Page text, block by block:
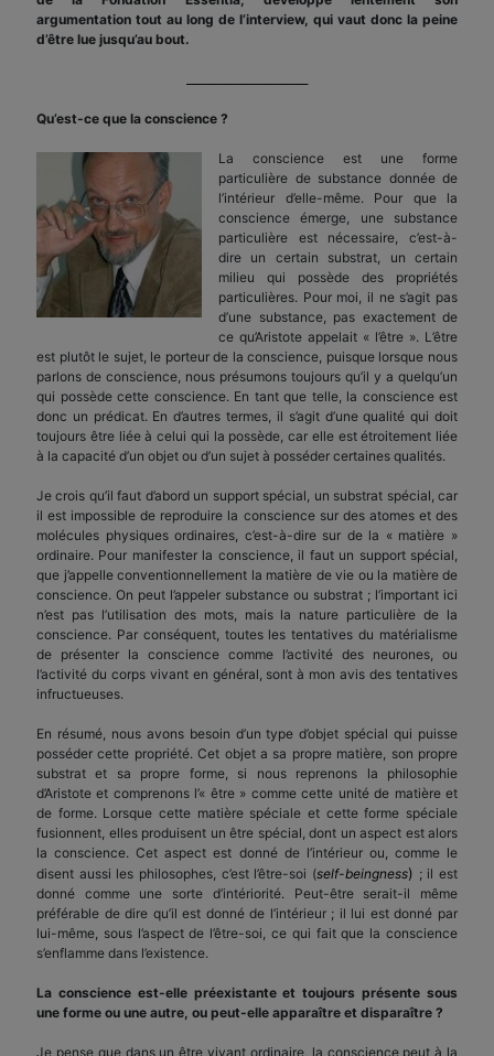
argumentation tout au long de l’interview, qui vaut donc la peine
d’être lue jusqu’au bout.
Qu’est-ce que la conscience ?
La conscience est une forme
particulière de substance donnée de
l’intérieur d’elle-même. Pour que la
conscience émerge, une substance
particulière est nécessaire, c’est-à-
dire un certain substrat, un certain
milieu qui possède des propriétés
particulières. Pour moi, il ne s’agit pas
d’une substance, pas exactement de
ce qu’Aristote appelait « l’être ». L’être
est plutôt le sujet, le porteur de la conscience, puisque lorsque nous
parlons de conscience, nous présumons toujours qu’il y a quelqu’un
qui possède cette conscience. En tant que telle, la conscience est
donc un prédicat. En d’autres termes, il s’agit d’une qualité qui doit
toujours être liée à celui qui la possède, car elle est étroitement liée
à la capacité d’un objet ou d’un sujet à posséder certaines qualités.
Je crois qu’il faut d’abord un support spécial, un substrat spécial, car
il est impossible de reproduire la conscience sur des atomes et des
molécules physiques ordinaires, c’est-à-dire sur de la « matière »
ordinaire. Pour manifester la conscience, il faut un support spécial,
que j’appelle conventionnellement la matière de vie ou la matière de
conscience. On peut l’appeler substance ou substrat ; l’important ici
n’est pas l’utilisation des mots, mais la nature particulière de la
conscience. Par conséquent, toutes les tentatives du matérialisme
de présenter la conscience comme l’activité des neurones, ou
l’activité du corps vivant en général, sont à mon avis des tentatives
infructueuses.
En résumé, nous avons besoin d’un type d’objet spécial qui puisse
posséder cette propriété. Cet objet a sa propre matière, son propre
substrat et sa propre forme, si nous reprenons la philosophie
d’Aristote et comprenons l’« être » comme cette unité de matière et
de forme. Lorsque cette matière spéciale et cette forme spéciale
fusionnent, elles produisent un être spécial, dont un aspect est alors
la conscience. Cet aspect est donné de l’intérieur ou, comme le
disent aussi les philosophes, c’est l’être-soi (self-beingness) ; il est
donné comme une sorte d’intériorité. Peut-être serait-il même
préférable de dire qu’il est donné de l’intérieur ; il lui est donné par
lui-même, sous l’aspect de l’être-soi, ce qui fait que la conscience
s’enflamme dans l’existence.
La conscience est-elle préexistante et toujours présente sous
une forme ou une autre, ou peut-elle apparaître et disparaître ?
Je pense que dans un être vivant ordinaire, la conscience peut à la